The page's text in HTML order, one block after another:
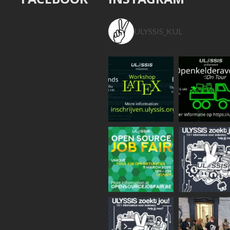
ULYSSIS_KUL